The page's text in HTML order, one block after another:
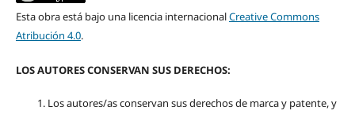
Esta obra está bajo una licencia internacionalCreative Commons
Atribución 4.0.
LOS AUTORES CONSERVAN SUS DERECHOS:
Los autores/as conservan sus derechos de marca y patente, y